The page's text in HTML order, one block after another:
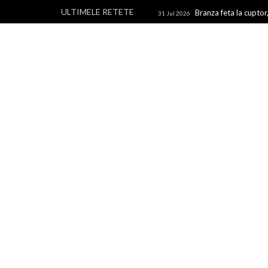
ULTIMELE RETETE 31 Jul 2026 Branza feta la